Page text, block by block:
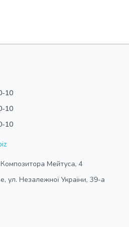
10
10
10
Композитора Мейтуса, 4
ул. Незалежної України, 39-а